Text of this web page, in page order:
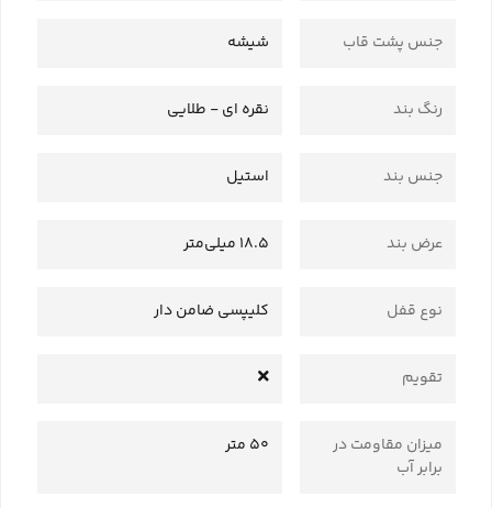
جنس پشت قاب شیشه
رنگ بند نقره ای - طلایی
جنس بند استیل
عرض بند 18.5 میلی‌متر
نوع قفل کلیپسی ضامن دار
تقویم
میزان مقاومت در
برابر آب
50 متر